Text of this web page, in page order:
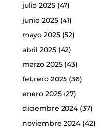
julio 2025(47)
junio 2025(41)
mayo 2025(52)
abril 2025(42)
marzo 2025(43)
febrero 2025(36)
enero 2025(27)
diciembre 2024(37)
noviembre 2024(42)